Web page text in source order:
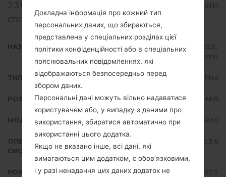
2.3.6. Повна інструкція про те, як прошивати
стокову прошивку на пристроях Samsung
НАЗВА ФАЙЛУ
GT-S5830_SFR_1_20120821164553_
a79c6lorrw
ТИП ПРОШИВКИ 4 files
РОЗМІР ФАЙЛУ 140.83 MiB
МОДЕЛЬ Samsung GT-S5830
ОПЕРАЦІЙНА
СИСТЕМА
Android Gingerbread 2.3.6
PDA/AP ВЕРСІЯ S5830BUKT2
Докладна інформація про кожний тип
персональних даних, що збираються,
представлена у спеціальних розділах цієї
політики конфіденційності або в спеціальних
пояснювальних повідомленнях, які
відображаються безпосередньо перед
збором даних.
Персональні дані можуть вільно надаватися
користувачем або, у випадку з даними про
використання, збиратися автоматично при
використанні цього додатка.
Якщо не вказано інше, всі дані, які
вимагаються цим додатком, є обов’язковими,
і у разі ненадання цих даних додаток не